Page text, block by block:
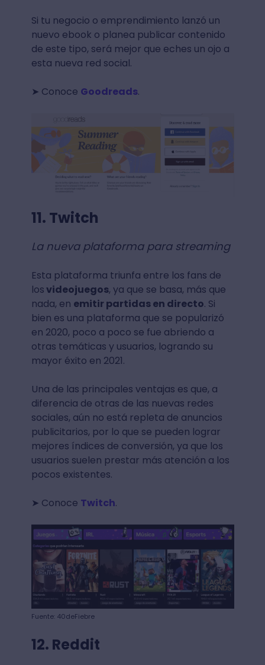
Si tu negocio o emprendimiento lanzó un
nuevo ebook o planea publicar contenido
de este tipo, será mejor que eches un ojo a
esta nueva red social.
➤ Conoce Goodreads.
11. Twitch
La nueva plataforma para streaming
Esta plataforma triunfa entre los fans de
losvideojuegos, ya que se basa, más que
nada, en emitir partidas en directo. Si
bien es una plataforma que se popularizó
en 2020, poco a poco se fue abriendo a
otras temáticas y usuarios, logrando su
mayor éxito en 2021.
Una de las principales ventajas es que, a
diferencia de otras de las nuevas redes
sociales, aún no está repleta de anuncios
publicitarios, por lo que se pueden lograr
mejores índices de conversión, ya que los
usuarios suelen prestar más atención a los
pocos existentes.
➤ Conoce Twitch.
Fuente: 40deFiebre
12. Reddit